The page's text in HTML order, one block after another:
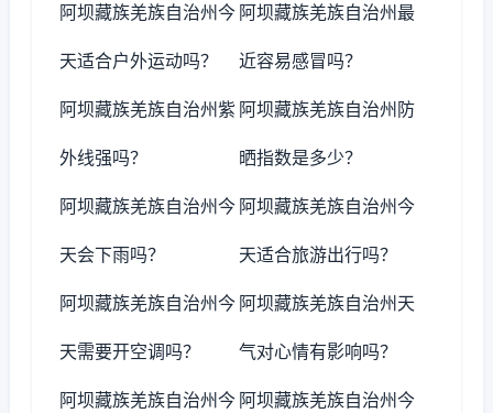
阿坝藏族羌族自治州今
天适合户外运动吗？
阿坝藏族羌族自治州最
近容易感冒吗？
阿坝藏族羌族自治州紫
外线强吗？
阿坝藏族羌族自治州防
晒指数是多少？
阿坝藏族羌族自治州今
天会下雨吗？
阿坝藏族羌族自治州今
天适合旅游出行吗？
阿坝藏族羌族自治州今
天需要开空调吗？
阿坝藏族羌族自治州天
气对心情有影响吗？
阿坝藏族羌族自治州今 阿坝藏族羌族自治州今